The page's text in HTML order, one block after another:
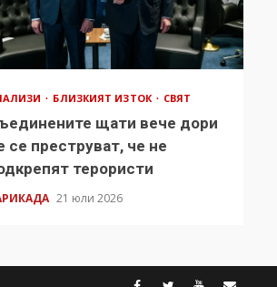
БЛИЗКИЯТ ИЗТОК СВЯТ
щати вече дори
се преструват, че не
терористи
21 юли 2026